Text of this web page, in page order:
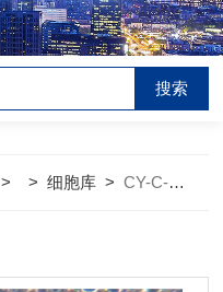
> >细胞库 >CY-C-M0088小鼠单核巨噬细胞J774A.1